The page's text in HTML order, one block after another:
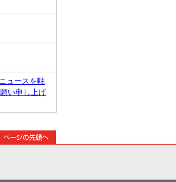
ュースを軸
い申し上げ